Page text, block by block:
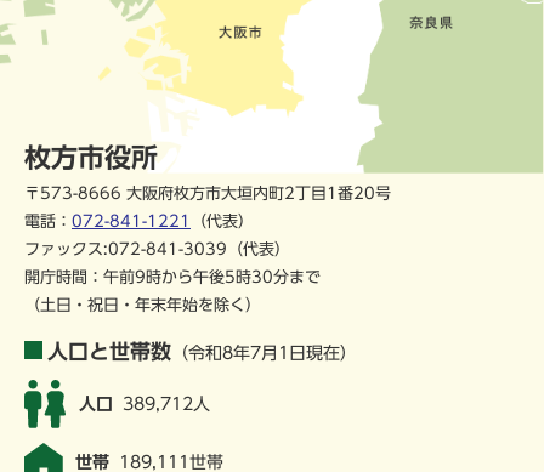
枚方市役所
〒573-8666 大阪府枚方市大垣内町2丁目1番20号
電話： 072-841-1221
（代表）
ファックス:072-841-3039（代表）
開庁時間：午前9時から午後5時30分まで
（土日・祝日・年末年始を除く）
人口と世帯数 （令和8年7月1日現在）
人口 389,712人
世帯 189,111世帯